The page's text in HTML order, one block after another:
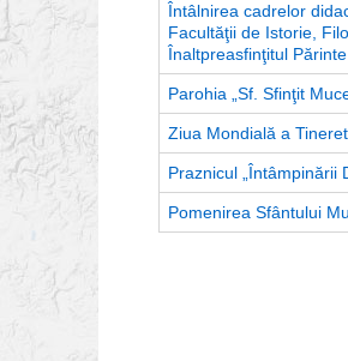
Întâlnirea cadrelor
Facultăţii de Istorie,
Înaltpreasfinţitul
Parohia „Sf. Sfinţit
Ziua Mondială a
Praznicul „Întâmpinării
Pomenirea Sfântului